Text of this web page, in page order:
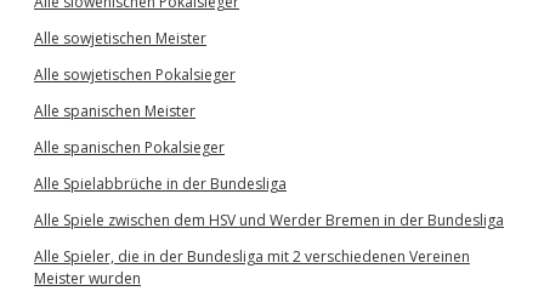
Alle sowjetischen Meister
Alle sowjetischen Pokalsieger
Alle spanischen Meister
Alle spanischen Pokalsieger
Alle Spielabbrüche in der Bundesliga
Alle Spiele zwischen dem HSV und Werder Bremen in der Bundesliga
Alle Spieler, die in der Bundesliga mit 2 verschiedenen Vereinen
Meister wurden